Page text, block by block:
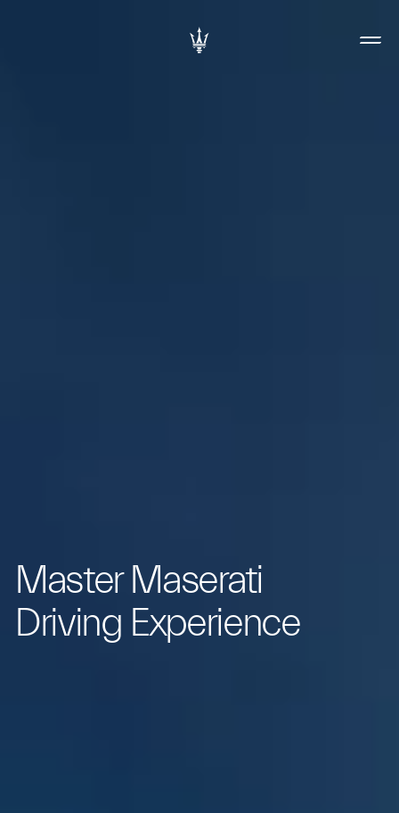
Master Maserati
Driving Experience